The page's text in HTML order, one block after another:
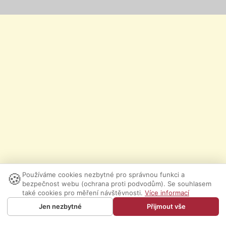
🍪 Používáme cookies nezbytné pro správnou funkci a
bezpečnost webu (ochrana proti podvodům). Se souhlasem
také cookies pro měření návštěvnosti. Více informací
Jen nezbytné
Přijmout vše